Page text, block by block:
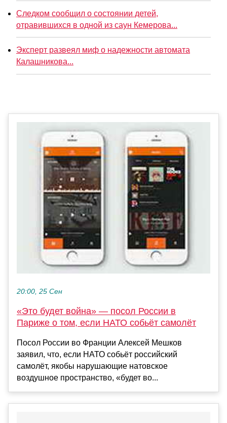
Следком сообщил о состоянии детей,
отравившихся в одной из саун Кемерова...
Эксперт развеял миф о надежности автомата
Калашникова...
20:00, 25 Сен
«Это будет война» — посол России в
Париже о том, если НАТО собьёт самолёт
Посол России во Франции Алексей Мешков
заявил, что, если НАТО собьёт российский
самолёт, якобы нарушающие натовское
воздушное пространство, «будет во...